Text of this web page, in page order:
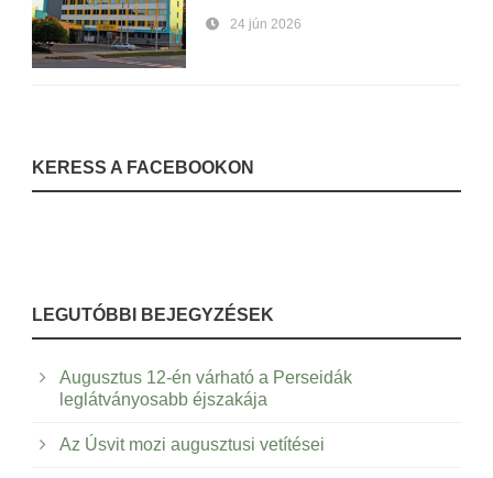
24 jún 2026
KERESS A FACEBOOKON
LEGUTÓBBI BEJEGYZÉSEK
Augusztus 12-én várható a Perseidák
leglátványosabb éjszakája
Az Úsvit mozi augusztusi vetítései